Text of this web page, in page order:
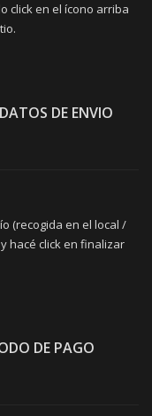
click en el ícono arriba
DE ENVIO
(recogida en el local /
hacé click en finalizar
DE PAGO